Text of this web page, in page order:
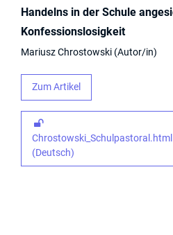
Handelns in der Schule
Konfessionslosigkeit
Mariusz Chrostowski Autor/in
Zum Artikel
Chrostowski_Schulpastoral.html
(Deutsch)